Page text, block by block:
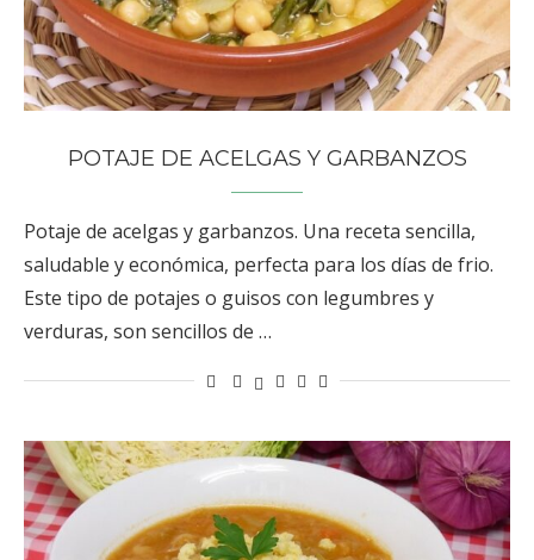
POTAJE DE ACELGAS Y GARBANZOS
Potaje de acelgas y garbanzos. Una receta sencilla,
saludable y económica, perfecta para los días de frio.
Este tipo de potajes o guisos con legumbres y
verduras, son sencillos de …